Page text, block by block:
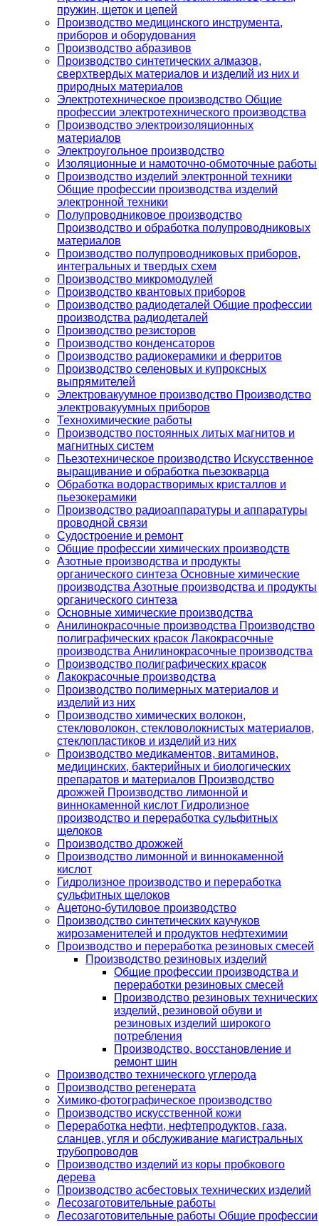
пружин, щеток и цепей
Производство медицинского инструмента,
приборов и оборудования
Производство абразивов
Производство синтетических алмазов,
сверхтвердых материалов и изделий из них и
природных материалов
Электротехническое производство Общие
профессии электротехнического производства
Производство электроизоляционных
материалов
Электроугольное производство
Изоляционные и намоточно-обмоточные работы
Производство изделий электронной техники
Общие профессии производства изделий
электронной техники
Полупроводниковое производство
Производство и обработка полупроводниковых
материалов
Производство полупроводниковых приборов,
интегральных и твердых схем
Производство микромодулей
Производство квантовых приборов
Производство радиодеталей Общие профессии
производства радиодеталей
Производство резисторов
Производство конденсаторов
Производство радиокерамики и ферритов
Производство селеновых и купроксных
выпрямителей
Электровакуумное производство Производство
электровакуумных приборов
Технохимические работы
Производство постоянных литых магнитов и
магнитных систем
Пьезотехническое производство Искусственное
выращивание и обработка пьезокварца
Обработка водорастворимых кристаллов и
пьезокерамики
Производство радиоаппаратуры и аппаратуры
проводной связи
Судостроение и ремонт
Общие профессии химических производств
Азотные производства и продукты
органического синтеза Основные химические
производства Азотные производства и продукты
органического синтеза
Основные химические производства
Анилинокрасочные производства Производство
полиграфических красок Лакокрасочные
производства Анилинокрасочные производства
Производство полиграфических красок
Лакокрасочные производства
Производство полимерных материалов и
изделий из них
Производство химических волокон,
стекловолокон, стекловолокнистых материалов,
стеклопластиков и изделий из них
Производство медикаментов, витаминов,
медицинских, бактерийных и биологических
препаратов и материалов Производство
дрожжей Производство лимонной и
виннокаменной кислот Гидролизное
производство и переработка сульфитных
щелоков
Производство дрожжей
Производство лимонной и виннокаменной
кислот
Гидролизное производство и переработка
сульфитных щелоков
Ацетоно-бутиловое производство
Производство синтетических каучуков
жирозаменителей и продуктов нефтехимии
Производство и переработка резиновых смесей
Производство резиновых изделий
Общие профессии производства и
переработки резиновых смесей
Производство резиновых технических
изделий, резиновой обуви и
резиновых изделий широкого
потребления
Производство, восстановление и
ремонт шин
Производство технического углерода
Производство регенерата
Химико-фотографическое производство
Производство искусственной кожи
Переработка нефти, нефтепродуктов, газа,
сланцев, угля и обслуживание магистральных
трубопроводов
Производство изделий из коры пробкового
дерева
Производство асбестовых технических изделий
Лесозаготовительные работы
Лесозаготовительные работы Общие профессии